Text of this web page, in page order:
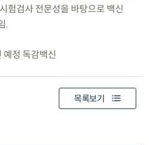
험검사 전문성을 바탕으로 백신
.
정 독감백신
목록보기